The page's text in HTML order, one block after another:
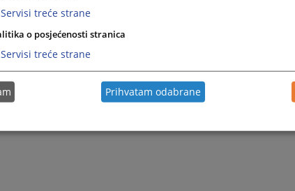
Servisi treće strane
o posjećenosti stranica
Servisi treće strane
Prihvatam odabrane